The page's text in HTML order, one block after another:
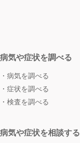
病気や症状を調べる
病気を調べる
症状を調べる
検査を調べる
病気や症状を相談する